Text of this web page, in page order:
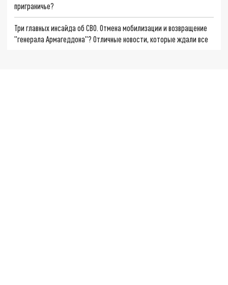
приграничье?
Три главных инсайда об СВО. Отмена мобилизации и возвращение
"генерала Армагеддона"? Отличные новости, которые ждали все